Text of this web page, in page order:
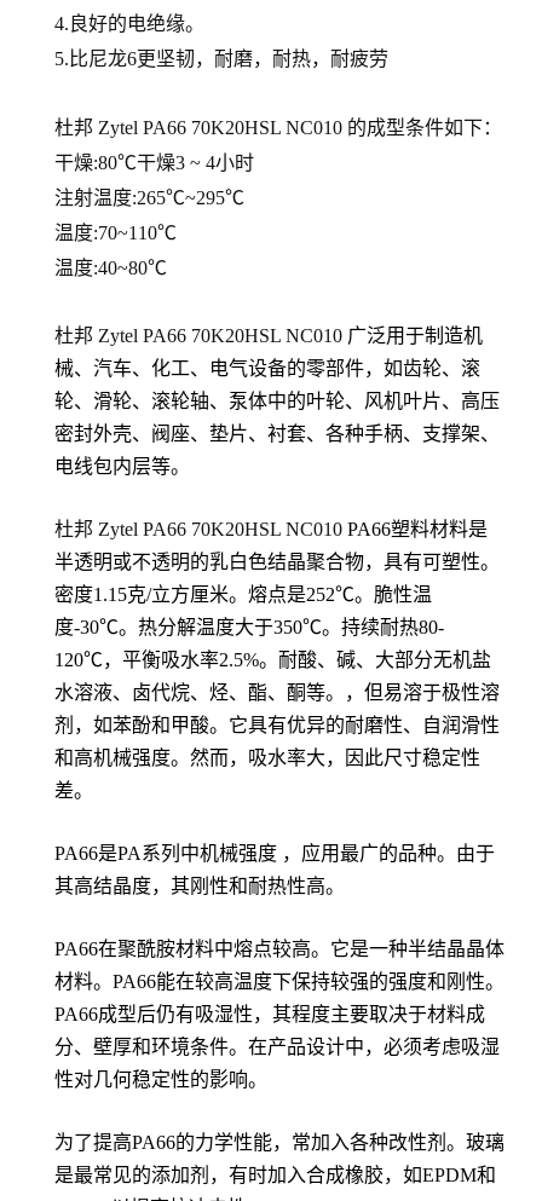
4.良好的电绝缘。
5.比尼龙6更坚韧，耐磨，耐热，耐疲劳
杜邦 Zytel PA66 70K20HSL NC010 的成型条件如下：
干燥:80℃干燥3 ~ 4小时
注射温度:265℃~295℃
温度:70~110℃
温度:40~80℃
杜邦 Zytel PA66 70K20HSL NC010 广泛用于制造机
械、汽车、化工、电气设备的零部件，如齿轮、滚
轮、滑轮、滚轮轴、泵体中的叶轮、风机叶片、高压
密封外壳、阀座、垫片、衬套、各种手柄、支撑架、
电线包内层等。
杜邦 Zytel PA66 70K20HSL NC010 PA66塑料材料是
半透明或不透明的乳白色结晶聚合物，具有可塑性。
密度1.15克/立方厘米。熔点是252℃。脆性温
度-30℃。热分解温度大于350℃。持续耐热80-
120℃，平衡吸水率2.5%。耐酸、碱、大部分无机盐
水溶液、卤代烷、烃、酯、酮等。，但易溶于极性溶
剂，如苯酚和甲酸。它具有优异的耐磨性、自润滑性
和高机械强度。然而，吸水率大，因此尺寸稳定性
差。
PA66是PA系列中机械强度 ，应用最广的品种。由于
其高结晶度，其刚性和耐热性高。
PA66在聚酰胺材料中熔点较高。它是一种半结晶晶体
材料。PA66能在较高温度下保持较强的强度和刚性。
PA66成型后仍有吸湿性，其程度主要取决于材料成
分、壁厚和环境条件。在产品设计中，必须考虑吸湿
性对几何稳定性的影响。
为了提高PA66的力学性能，常加入各种改性剂。玻璃
是最常见的添加剂，有时加入合成橡胶，如EPDM和